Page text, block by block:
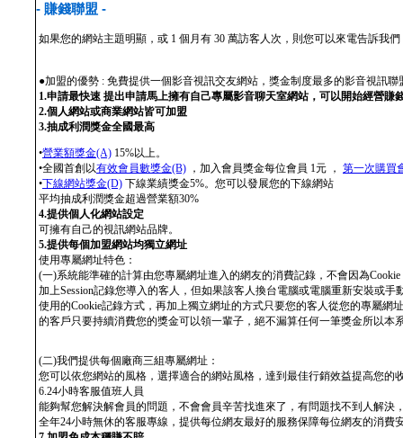
- 賺錢聯盟 -
如果您的網站主題明顯，或 1 個月有 30 萬訪客人次，則您可以來電告訴我
●加盟的優勢 : 免費提供一個影音視訊交友網站，獎金制度最多的影音視訊聯
1.申請最快速 提出申請馬上擁有自己專屬影音聊天室網站，可以開始經營賺
2.個人網站或商業網站皆可加盟
3.抽成利潤獎金全國最高
•營業額獎金(A) 15%以上。
•全國首創以有效會員數獎金(B) ，加入會員獎金每位會員 1元 ， 第一次購買
•下線網站獎金(D) 下線業績獎金5%。您可以發展您的下線網站
平均抽成利潤獎金超過營業額30%
4.提供個人化網站設定
可擁有自己的視訊網站品牌。
5.提供每個加盟網站均獨立網址
使用專屬網址特色：
(一)系統能準確的計算由您專屬網址進入的網友的消費記錄，不會因為
加上Session記錄您導入的客人，但如果該客人換台電腦或電腦重新安裝或
使用的Cookie記錄方式，再加上獨立網址的方式只要您的客人從您的專屬
的客戶只要持續消費您的獎金可以領一輩子，絕不漏算任何一筆獎金所以本
(二)我們提供每個廠商三組專屬網址：
您可以依您網站的風格，選擇適合的網站風格，達到最佳行銷效益提高您的
6.24小時客服值班人員
能夠幫您解決解會員的問題，不會會員辛苦找進來了，有問題找不到人解
全年24小時無休的客服專線，提供每位網友最好的服務保障每位網友的消費